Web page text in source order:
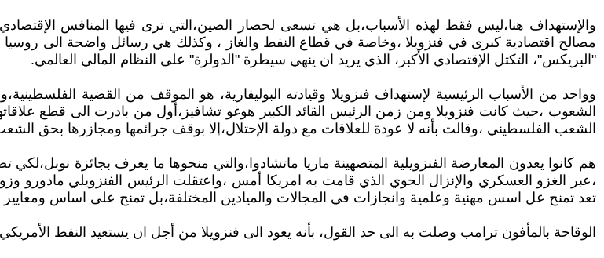
والإستهداف هنا،ليس فقط لهذه الأسباب،بل هي تسعى لحصار الصين،التي ترى فيها المنافس
مصالح اقتصادية كبرى في فنزويلا ،وخاصة في قطاع النفط والغاز ، وكذلك هي رسائل واضحة الى روسيا
"البريكس"، التكتل الإقتصادي الأكبر، الذي يريد ان ينهي سيطرة "الدولرة" على النظام المالي العالمي.
وواحد من الأسباب الرئيسية لإستهداف فنزويلا وقيادته البوليفارية، هو الموقف من القضية
الشعوب ،حيث كانت فنزويلا ومن زمن الرئيس القائد الكبير هوغو تشافيز،أول من بادرت الى قطع
الشعب الفلسطيني ،وقالت بأنه لا عودة للعلاقات مع دولة الإحتلال،إلا بوقف جرائمها ومجازرها بحق
هم كانوا يعدون المعارضة الفنزويلية المتصهينة ماريا ماتشادوا،والتي منحوها ما يعرف بجائزة
،عبر الغزو العسكري والإنزال الجوي الذي قامت به امريكا أمس ،واعتقلت الرئيس الفنزويلي مادورو
تعد تمنح عل اسس مهنية وعلمية وانجازات في المجالات والميادين المختلفة،بل تمنح على اساس
الوقاحة بالمأفون ترامب وصلت به الى حد القول، بأنه يعود الى فنزويلا من أجل ان يستعيد النفط